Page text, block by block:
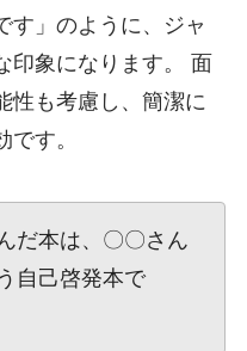
」のように、ジャ
印象になります。 面
性も考慮し、簡潔に
す。
だ本は、〇〇さん
自己啓発本で